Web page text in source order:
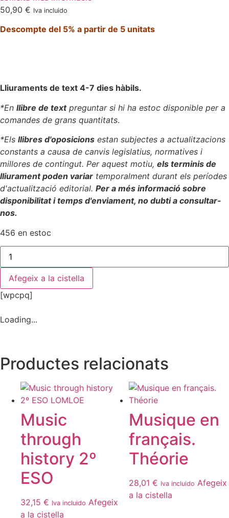
50,90 € Iva incluido
Descompte del 5% a partir de 5 unitats
Lliuraments de text 4-7 dies hàbils.
*En llibre de textpreguntar si hi ha estoc disponible per a
comandes de grans quantitats.
*Els llibres d'oposicions estan subjectes a actualitzacions
constants a causa de canvis legislatius, normatives i
millores de contingut. Per aquest motiu, els terminis de
lliurament poden variar temporalment durant els períodes
d'actualització editorial. Per a més informació sobre
disponibilitat i temps d'enviament, no dubti a consultar-
nos.
456 en estoc
quantitat
Matemàtiques
Afegeix a la cistella
[wpcpq]
Loading...
Productes relacionats
Music
through
history 2º
ESO
32,15 € Iva incluido Afegeix
a la cistella
Musique en
français.
Théorie
28,01€ Iva incluido Afegeix
a la cistella